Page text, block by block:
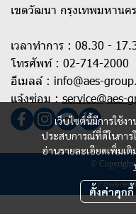
เว็บไซต์นี้มีการใช้ง
ประสบการณ์ที่ดีในการ
อ่านรายละเอียดเพิ่มเ
ตั้งค่าคุกกี้
เขตวัฒนา กรุงเทพมหานคร
เวลาทำการ : 08.30 -
โทรศัพท์ : 02-714-2000
อีเมลล์ : info@aes-
แจ้งซ่อม : service@aes-
© Copyright
Powered